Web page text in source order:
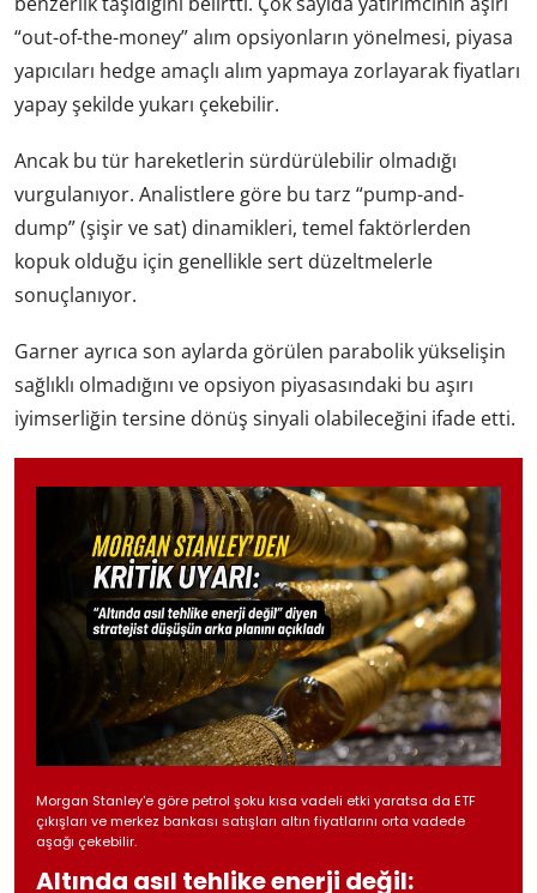
“out-of-the-money” alım opsiyonların yönelmesi, piyasa
yapıcıları hedge amaçlı alım yapmaya zorlayarak fiyatları
yapay şekilde yukarı çekebilir.
Ancak bu tür hareketlerin sürdürülebilir olmadığı
vurgulanıyor. Analistlere göre bu tarz “pump-and-
dump” (şişir ve sat) dinamikleri, temel faktörlerden
kopuk olduğu için genellikle sert düzeltmelerle
sonuçlanıyor.
Garner ayrıca son aylarda görülen parabolik yükselişin
sağlıklı olmadığını ve opsiyon piyasasındaki bu aşırı
iyimserliğin tersine dönüş sinyali olabileceğini ifade etti.
Morgan Stanley'e göre petrol şoku kısa vadeli etki yaratsa da ETF
çıkışları ve merkez bankası satışları altın fiyatlarını orta vadede
aşağı çekebilir.
Altında asıl tehlike enerji değil: